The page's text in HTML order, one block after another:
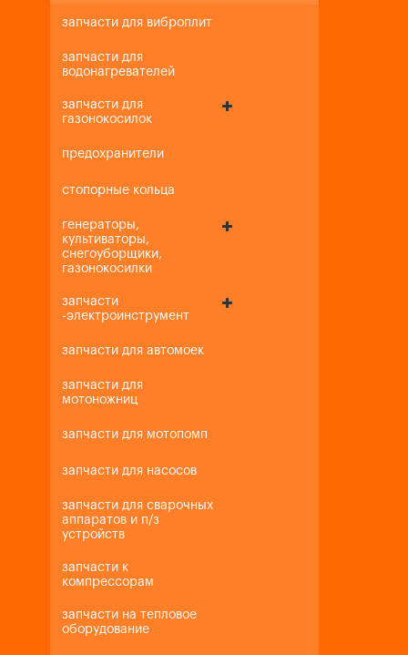
запчасти для виброплит
запчасти для
водонагревателей
запчасти для
газонокосилок
предохранители
стопорные кольца
генераторы,
культиваторы,
снегоуборщики,
газонокосилки
запчасти
-электроинструмент
запчасти для автомоек
запчасти для
мотоножниц
запчасти для мотопомп
запчасти для насосов
запчасти для сварочных
аппаратов и п/з
устройств
запчасти к
компрессорам
запчасти на тепловое
оборудование